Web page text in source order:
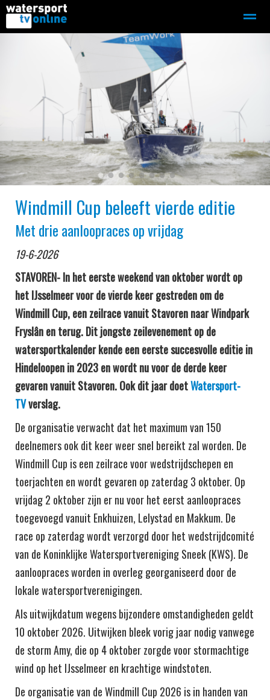
Motorboot-sloep Adverteren Redactie
Home Contact Bellen
●●●●●●●●
Windmill Cup beleeft vierde editie
Met drie aanloopraces op vrijdag
19-6-2026
STAVOREN- In het eerste weekend van oktober wordt op
het IJsselmeer voor de vierde keer gestreden om de
Windmill Cup, een zeilrace vanuit Stavoren naar Windpark
Fryslân en terug. Dit jongste zeilevenement op de
watersportkalender kende een eerste succesvolle editie in
Hindeloopen in 2023 en wordt nu voor de derde keer
gevaren vanuit Stavoren. Ook dit jaar doetWatersport-
TVverslag.
De organisatie verwacht dat het maximum van 150
deelnemers ook dit keer weer snel bereikt zal worden. De
Windmill Cup is een zeilrace voor wedstrijdschepen en
toerjachten en wordt gevaren op zaterdag 3 oktober. Op
vrijdag 2 oktober zijn er nu voor het eerst aanloopraces
toegevoegd vanuit Enkhuizen, Lelystad en Makkum. De
race op zaterdag wordt verzorgd door het wedstrijdcomité
van de Koninklijke Watersportvereniging Sneek (KWS). De
aanloopraces worden in overleg georganiseerd door de
lokale watersportverenigingen.
Als uitwijkdatum wegens bijzondere omstandigheden geldt
10 oktober 2026. Uitwijken bleek vorig jaar nodig vanwege
de storm Amy, die op 4 oktober zorgde voor stormachtige
wind op het IJsselmeer en krachtige windstoten.
De organisatie van de Windmill Cup 2026 is in handen van